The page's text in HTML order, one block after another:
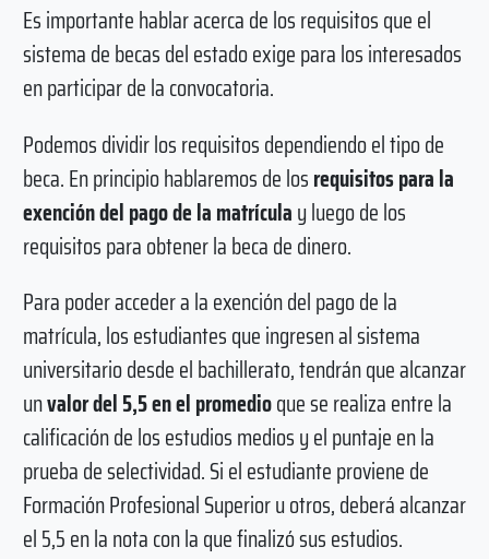
Es importante hablar acerca de los requisitos que el
sistema de becas del estado exige para los interesados
en participar de la convocatoria.
Podemos dividir los requisitos dependiendo el tipo de
beca. En principio hablaremos de losrequisitos para la
exención del pago de la matrículay luego de los
requisitos para obtener la beca de dinero.
Para poder acceder a la exención del pago de la
matrícula, los estudiantes que ingresen al sistema
universitario desde el bachillerato, tendrán que alcanzar
unvalor del 5,5 en el promedioque se realiza entre la
calificación de los estudios medios y el puntaje en la
prueba de selectividad. Si el estudiante proviene de
Formación Profesional Superior u otros, deberá alcanzar
el 5,5 en la nota con la que finalizó sus estudios.